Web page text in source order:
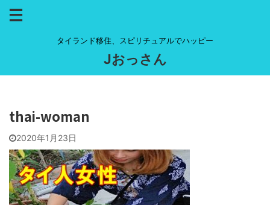
タイランド移住、スピリチュアルでハッピー
Jおっさん
thai-woman
2020年1月23日